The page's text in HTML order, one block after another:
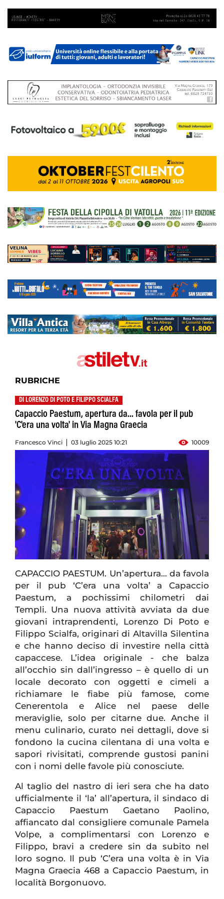
RUBRICHE
DI LORENZO DI POTO E FILIPPO SCIALFA
Capaccio Paestum, apertura da... favola per il pub
'C'era una volta' in Via Magna Graecia
Francesco Vinci 03 luglio 2025 10:21 10009
CAPACCIO PAESTUM. Un’apertura… da favola
per il pub ‘C’era una volta’ a Capaccio
Paestum, a pochissimi chilometri dai
Templi. Una nuova attività avviata da due
giovani intraprendenti, Lorenzo Di Poto e
Filippo Scialfa, originari di Altavilla Silentina
e che hanno deciso di investire nella città
capaccese. L’idea originale - che balza
all’occhio sin dall’ingresso – è quello di un
locale decorato con oggetti e cimeli a
richiamare le fiabe più famose, come
Cenerentola e Alice nel paese delle
meraviglie, solo per citarne due. Anche il
menu culinario, curato nei dettagli, dove si
fondono la cucina cilentana di una volta e
sapori rivisitati, comprende gustosi panini
con i nomi delle favole più conosciute.
Al taglio del nastro di ieri sera che ha dato
ufficialmente il ‘la’ all’apertura, il sindaco di
Capaccio Paestum Gaetano Paolino,
affiancato dal consigliere comunale Pamela
Volpe, a complimentarsi con Lorenzo e
Filippo, bravi a credere sin da subito nel
loro sogno. Il pub ‘C’era una volta è in Via
Magna Graecia 468 a Capaccio Paestum, in
località Borgonuovo.